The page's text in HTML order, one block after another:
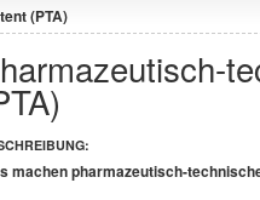
(PTA)
machen pharmazeutisch-